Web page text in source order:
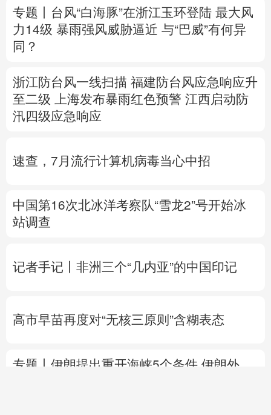
专题丨 台风“白海豚”在浙江玉环登陆 最大风
力14级 暴雨强风威胁逼近 与“巴威”有何异
同？
浙江防台风一线扫描 福建防台风应急响应升
至二级
上海发布暴雨红色预警 江西启动防
汛四级应急响应
速查，7月流行计算机病毒当心中招
中国第16次北冰洋考察队“雪龙2”号开始冰
站调查
记者手记丨非洲三个“几内亚”的中国印记
高市早苗再度对“无核三原则”含糊表态
专题丨 伊朗提出重开海峡5个条件 伊朗外